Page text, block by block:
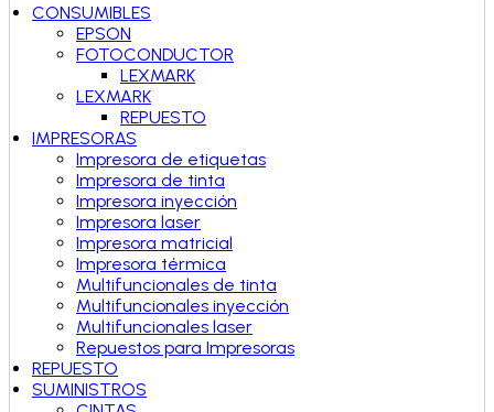
CONSUMIBLES
EPSON
FOTOCONDUCTOR
LEXMARK
LEXMARK
REPUESTO
IMPRESORAS
Impresora de etiquetas
Impresora de tinta
Impresora inyección
Impresora laser
Impresora matricial
Impresora térmica
Multifuncionales de tinta
Multifuncionales inyección
Multifuncionales laser
Repuestos para Impresoras
REPUESTO
SUMINISTROS